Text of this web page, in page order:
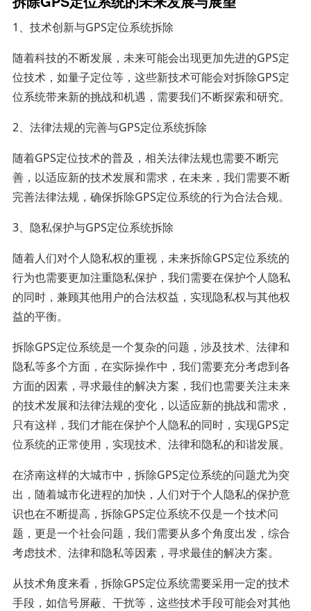
1、技术创新与GPS定位系统拆除
随着科技的不断发展，未来可能会出现更加先进的GPS定
位技术，如量子定位等，这些新技术可能会对拆除GPS定
位系统带来新的挑战和机遇，需要我们不断探索和研究。
2、法律法规的完善与GPS定位系统拆除
随着GPS定位技术的普及，相关法律法规也需要不断完
善，以适应新的技术发展和需求，在未来，我们需要不断
完善法律法规，确保拆除GPS定位系统的行为合法合规。
3、隐私保护与GPS定位系统拆除
随着人们对个人隐私权的重视，未来拆除GPS定位系统的
行为也需要更加注重隐私保护，我们需要在保护个人隐私
的同时，兼顾其他用户的合法权益，实现隐私权与其他权
益的平衡。
拆除GPS定位系统是一个复杂的问题，涉及技术、法律和
隐私等多个方面，在实际操作中，我们需要充分考虑到各
方面的因素，寻求最佳的解决方案，我们也需要关注未来
的技术发展和法律法规的变化，以适应新的挑战和需求，
只有这样，我们才能在保护个人隐私的同时，实现GPS定
位系统的正常使用，实现技术、法律和隐私的和谐发展。
在济南这样的大城市中，拆除GPS定位系统的问题尤为突
出，随着城市化进程的加快，人们对于个人隐私的保护意
识也在不断提高，拆除GPS定位系统不仅是一个技术问
题，更是一个社会问题，我们需要从多个角度出发，综合
考虑技术、法律和隐私等因素，寻求最佳的解决方案。
从技术角度来看，拆除GPS定位系统需要采用一定的技术
手段，如信号屏蔽、干扰等，这些技术手段可能会对其他